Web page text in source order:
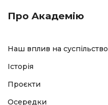
Про Академію
Наш вплив на суспільство
Історія
Проєкти
Осередки